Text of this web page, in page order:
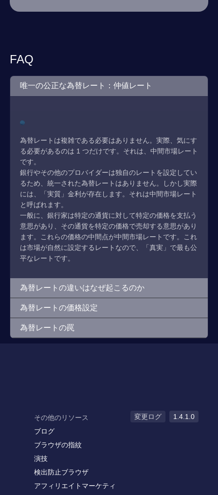
FAQ
唯一の公正な為替レート：仲値レート
為替レートは複雑である必要はありません。実際、気にす
る必要があるのは 1 つだけです。それは、中間市場レート
です。
銀行やその他のプロバイダーは独自のレートを設定してい
るため、統一された為替レートはありません。しかし実際
には、「実質」金利が存在します。それは中間市場レート
と呼ばれます。
一般に、銀行家は特定の通貨に対して特定の価格を支払う
意思があり、その通貨を特定の価格で売却する意思があり
ます。これらの価格の中間点が中間市場レートです。これ
は市場が自然に設定するレートなので、「真実」で最も公
平なレートです。
為替レートの違いはなぜ起こるのか
為替レートの価格設定
為替レートの罠
その他のリソース
ブログ
ブラウザの指紋
演技
検出防止ブラウザ
アフィリエイトマーケティ
変更ログ 1.4.1.0